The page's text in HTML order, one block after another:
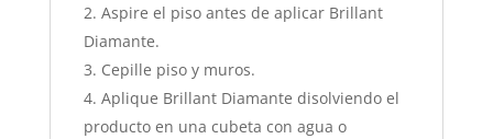
Aspire el piso antes de aplicar Brillant
Diamante.
Cepille piso y muros.
Aplique Brillant Diamante disolviendo el
producto en una cubeta con agua o